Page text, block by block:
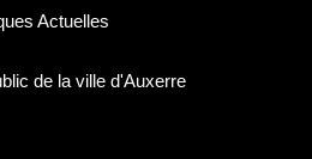
Actuelles
de la ville d'Auxerre